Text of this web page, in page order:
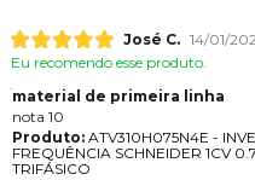
José C. 14/01/
Eu recomendo esse produto.
material de primeira linha
nota 10
Produto:ATV310H075N4E -
FREQUÊNCIA SCHNEIDER 1CV
TRIFÁSICO